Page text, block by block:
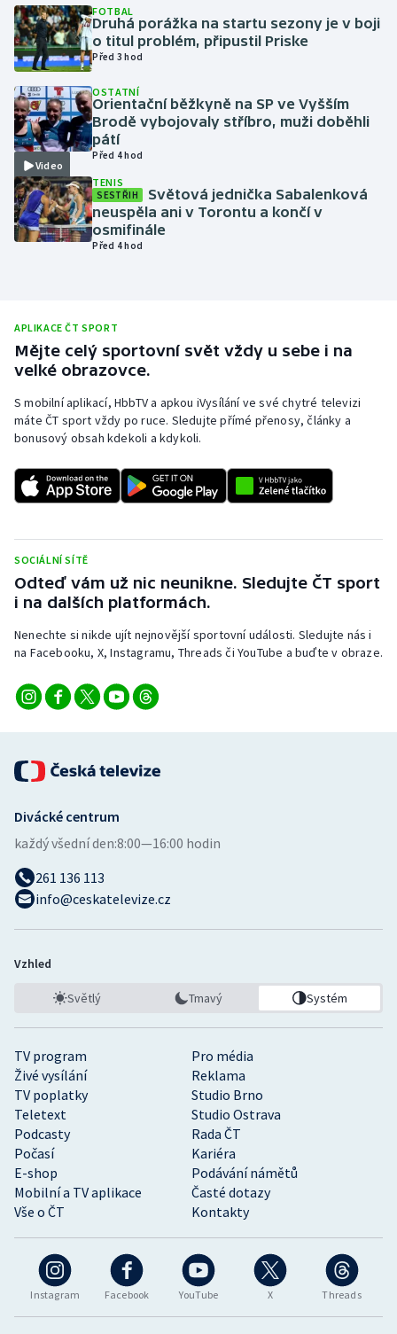
Lyže a snowboard
Moderní pětiboj
Motorsport
Olympijské hry
Parasport
Rychlostní kanoistika
Short track
Stolní tenis
Triatlon
Veslování
Vodní slalom
Ostatní
FOTBAL
Druhá porážka na startu sezony je v boji
o titul problém, připustil Priske
Před 3 hod
Video
OSTATNÍ
Orientační běžkyně na SP ve Vyšším
Brodě vybojovaly stříbro, muži doběhli
pátí
Před 4 hod
TENIS
SESTŘIH
Světová jednička Sabalenková
neuspěla ani v Torontu a končí v
osmifinále
Před 4 hod
APLIKACE ČT SPORT
Mějte celý sportovní svět vždy u sebe i na
velké obrazovce.
S mobilní aplikací, HbbTV a apkou iVysílání ve své chytré televizi
máte ČT sport vždy po ruce. Sledujte přímé přenosy, články a
bonusový obsah kdekoli a kdykoli.
SOCIÁLNÍ SÍTĚ
Odteď vám už nic neunikne. Sledujte ČT sport
i na dalších platformách.
Nenechte si nikde ujít nejnovější sportovní události. Sledujte nás i
na Facebooku, X, Instagramu, Threads či YouTube a buďte v obraze.
Instagram Facebook YouTube X Threads
TV program
Pro média
Živé vysílání
Reklama
TV poplatky
Studio Brno
Teletext
Studio Ostrava
Podcasty
Rada ČT
Počasí
Kariéra
E-shop
Podávání námětů
Mobilní a TV aplikace
Časté dotazy
Vše o ČT
Kontakty
Divácké centrum
každý všední den:8:00—16:00 hodin
261 136 113
info@ceskatelevize.cz
Vzhled
Světlý Tmavý Systém